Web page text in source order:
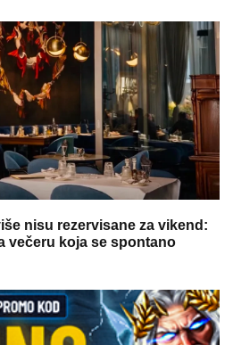
nisu rezervisane za vikend:
večeru koja se spontano